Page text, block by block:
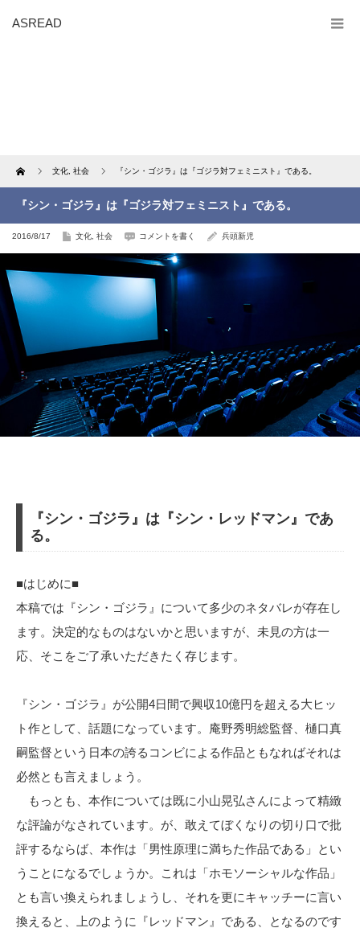
ASREAD
Home 文化 社会 『シン・ゴジラ』は『ゴジラ対フェミニスト』である。
『シン・ゴジラ』は『ゴジラ対フェミニスト』である。
2016/8/17 文化 社会 コメントを書く 兵頭新児
『シン・ゴジラ』は『シン・レッドマン』であ
る。
■はじめに■
本稿では『シン・ゴジラ』について多少のネタバレが存在し
ます。決定的なものはないかと思いますが、未見の方は一
応、そこをご了承いただきたく存じます。
『シン・ゴジラ』が公開4日間で興収10億円を超える大ヒッ
ト作として、話題になっています。庵野秀明総監督、樋口真
嗣監督という日本の誇るコンビによる作品ともなればそれは
必然とも言えましょう。
もっとも、本作については既に小山晃弘さんによって精緻
な評論がなされています。が、敢えてぼくなりの切り口で批
評するならば、本作は「男性原理に満ちた作品である」とい
うことになるでしょうか。これは「ホモソーシャルな作品」
とも言い換えられましょうし、それを更にキャッチーに言い
換えると、上のように『レッドマン』である、となるのです